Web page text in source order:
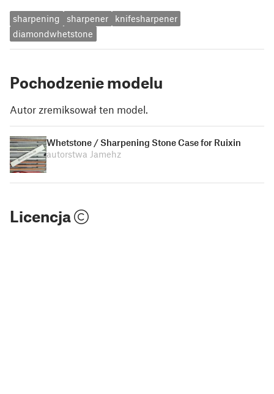
sharpening sharpener
knifesharpener
diamondwhetstone
Pochodzenie modelu
Autor zremiksował ten model.
Whetstone / Sharpening Stone Case for Ruixin
autorstwa Jamehz
Licencja